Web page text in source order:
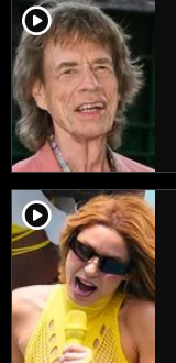
player2
player2